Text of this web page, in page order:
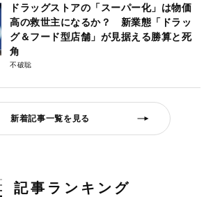
ドラッグストアの「スーパー化」は物価
高の救世主になるか？ 新業態「ドラッ
グ＆フード型店舗」が見据える勝算と死
角
不破聡
新着記事一覧を見る
記事ランキング